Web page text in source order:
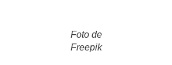
Foto de
Freepik